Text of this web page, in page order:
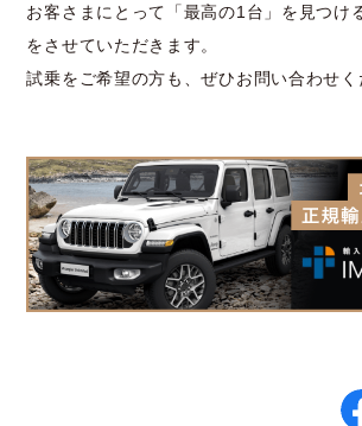
お客さまにとって「最高の1台」を見つけ
をさせていただきます。
試乗をご希望の方も、ぜひお問い合わせく